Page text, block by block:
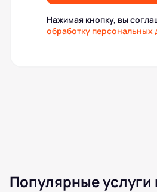
Нажимая кнопку, вы
обработку персональных
Популярные услуги